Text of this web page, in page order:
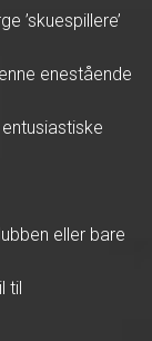
’skuespillere’
enestående
eller bare
til